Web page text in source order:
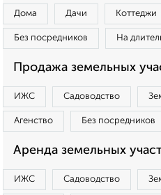
Дома Дачи Коттеджи
Без посредников На
Продажа земельных
ИЖС Садоводство
Агенство Без посредников
Аренда земельных
ИЖС Садоводство